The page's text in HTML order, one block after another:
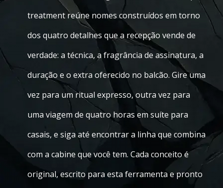
treatment reúne nomes construídos em torno
dos quatro detalhes que a recepção vende de
verdade: a técnica, a fragrância de assinatura, a
duração e o extra oferecido no balcão. Gire uma
vez para um ritual expresso, outra vez para
uma viagem de quatro horas em suíte para
casais, e siga até encontrar a linha que combina
com a cabine que você tem. Cada conceito é
original, escrito para esta ferramenta e pronto